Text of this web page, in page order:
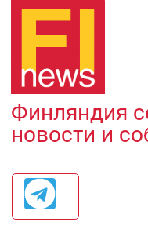
Финляндия
новости и